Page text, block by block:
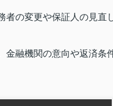
者の変更や保証人の見
金融機関の意向や返済